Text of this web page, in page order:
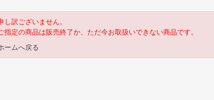
し訳ございません。
指定の商品は販売終了か、ただ今お取扱いできない商品です。
ームへ戻る